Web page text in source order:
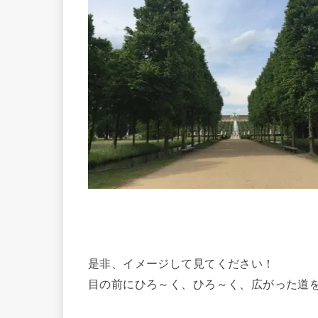
是非、イメージして見てください！
目の前にひろ～く、ひろ～く、広がった道